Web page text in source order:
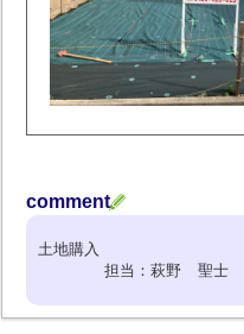
comment
土地購入
担当：萩野 聖士